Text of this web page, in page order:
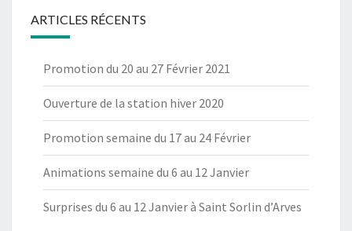
ARTICLES RÉCENTS
Promotion du 20 au 27 Février 2021
Ouverture de la station hiver 2020
Promotion semaine du 17 au 24 Février
Animations semaine du 6 au 12 Janvier
Surprises du 6 au 12 Janvier à Saint Sorlin d’Arves